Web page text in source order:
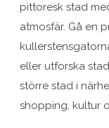
pittoresk stad
atmosfär. Gå en
eller utforska
större stad i
shopping, kultur